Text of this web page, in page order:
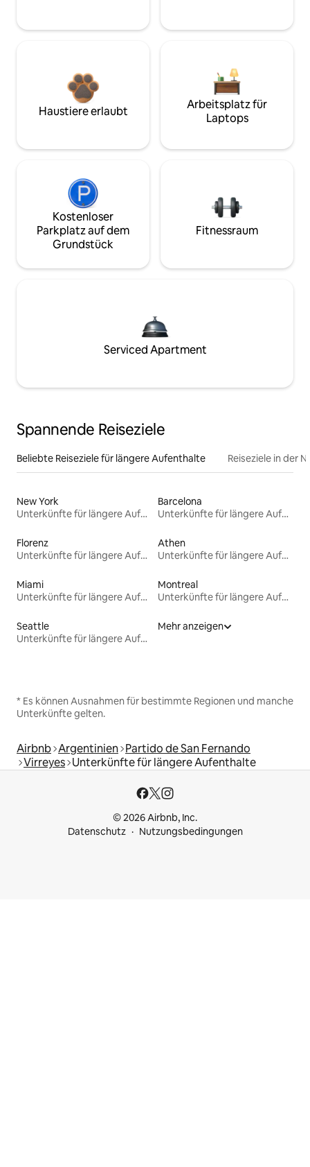
Haustiere erlaubt
Arbeitsplatz für
Laptops
Kostenloser
Parkplatz auf dem
Grundstück
Fitnessraum
Serviced Apartment
Spannende Reiseziele
Beliebte Reiseziele für längere Aufenthalte Reiseziele in der
New York
Unterkünfte für längere Aufenthalte
Barcelona
Unterkünfte für längere Aufenthalte
Florenz
Unterkünfte für längere Aufenthalte
Athen
Unterkünfte für längere Aufenthalte
Miami
Unterkünfte für längere Aufenthalte
Montreal
Unterkünfte für längere Aufenthalte
Seattle
Unterkünfte für längere Aufenthalte
Mehr anzeigen
* Es können Ausnahmen für bestimmte Regionen und manche
Unterkünfte gelten.
Airbnb Argentinien Partido de San Fernando
Virreyes Unterkünfte für längere Aufenthalte
© 2026 Airbnb, Inc.
Datenschutz
Nutzungsbedingungen